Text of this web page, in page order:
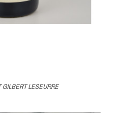
GILBERT LESEURRE